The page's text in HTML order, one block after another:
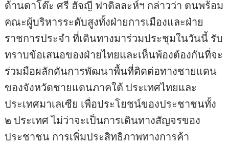
ด้านดาโต๊ะ ศรี ฮัจญี ฟาดิลละห์ฯ กล่าวว่า ตนพร้อม
คณะผู้บริหารระดับสูงทั้งฝ่ายการเมืองและฝ่าย
ราชการประจำ ที่เดินทางมาร่วมประชุมในวันนี้ รับ
ทราบข้อเสนอของฝ่ายไทยและเห็นพ้องต้องกันที่จะ
ร่วมมือผลักดันการพัฒนาพื้นที่ติดต่อทางชายแดน
ของจังหวัดชายแดนภาคใต้ ประเทศไทยและ
ประเทศมาเลเซีย เพื่อประโยชน์ของประชาชนทั้ง
๒ ประเทศ ไม่ว่าจะเป็นการเดินทางสัญจรของ
ประชาชน การเพิ่มประสิทธิภาพทางการค้า